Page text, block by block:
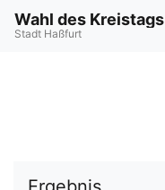
Wahl des Kreistags
Stadt Haßfurt